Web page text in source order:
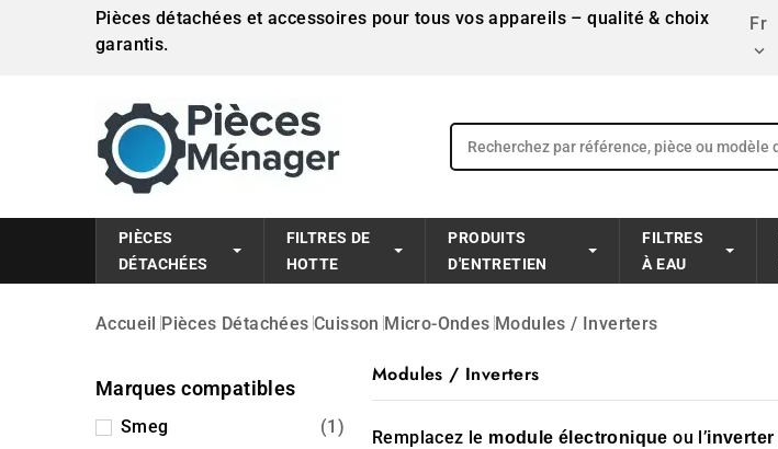
Pièces détachées et accessoires pour tous vos appareils – qualité & choix
garantis.
Fr

PIÈCES
DÉTACHÉES
FILTRES DE
HOTTE
PRODUITS
D'ENTRETIEN
FILTRES
À EAU
Accueil Pièces Détachées Cuisson Micro-Ondes Modules / Inverters
Marques compatibles
Smeg (1)
Modules / Inverters
Remplacez le module électronique ou l’inverter